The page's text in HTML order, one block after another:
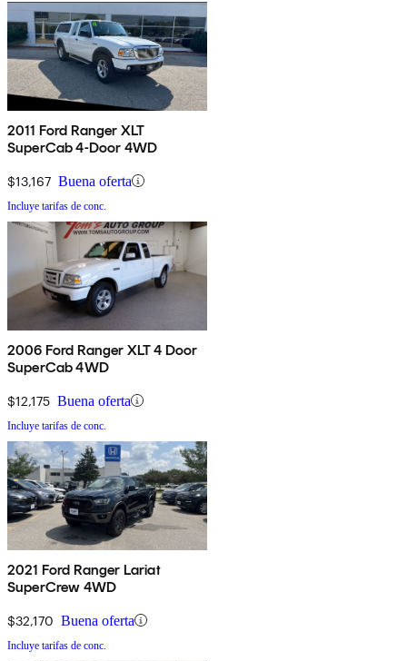
2011 Ford Ranger XLT
SuperCab 4-Door 4WD
$13,167 Buena oferta
Incluye tarifas de conc.
2006 Ford Ranger XLT 4 Door
SuperCab 4WD
$12,175 Buena oferta
Incluye tarifas de conc.
2021 Ford Ranger Lariat
SuperCrew 4WD
$32,170 Buena oferta
Incluye tarifas de conc.